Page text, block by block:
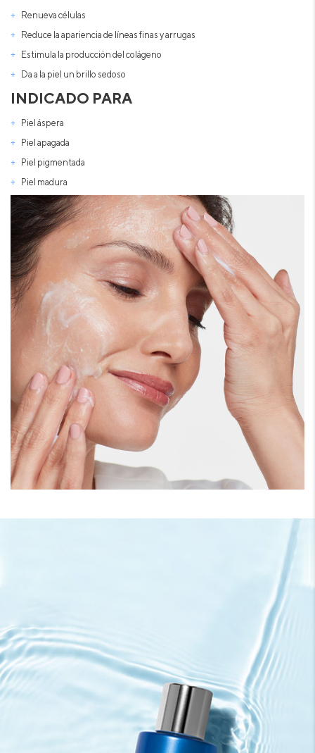
Renueva células
Reduce la apariencia de líneas finas y arrugas
Estimula la producción del colágeno
Da a la piel un brillo sedoso
INDICADO PARA
Piel áspera
Piel apagada
Piel pigmentada
Piel madura